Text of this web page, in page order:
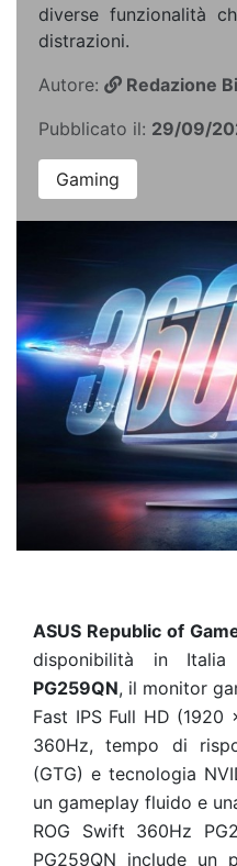
diverse funzionalità
distrazioni.
Autore:
Redazione
Pubblicato il: 29/09/
Gaming
ASUS Republic of
disponibilità in
PG259QN, il monitor
Fast IPS Full HD
360Hz, tempo di
(GTG) e tecnologia
un gameplay fluido e
ROG Swift 360Hz
PG259QN include un